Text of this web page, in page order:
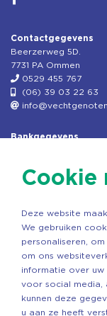
Contactgegevens
Beerzerweg 5D.
7731 PA Ommen
0529 455 767
(06) 39 03 22 63
Bankgegevens
Rek.nr:
Copyright ©2026
Cookie
Deze website
We gebruiken
personaliseren,
om ons
informatie over
voor social media,
kunnen deze
u aan ze heeft